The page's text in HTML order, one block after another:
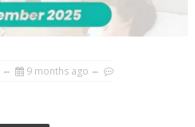
9 months ago